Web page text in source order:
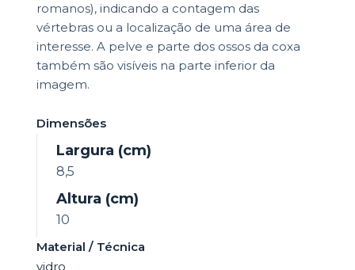
romanos), indicando a contagem das
vértebras ou a localização de uma área de
interesse. A pelve e parte dos ossos da coxa
também são visíveis na parte inferior da
imagem.
Dimensões
Largura (cm)
8,5
Altura (cm)
10
Material / Técnica
vidro